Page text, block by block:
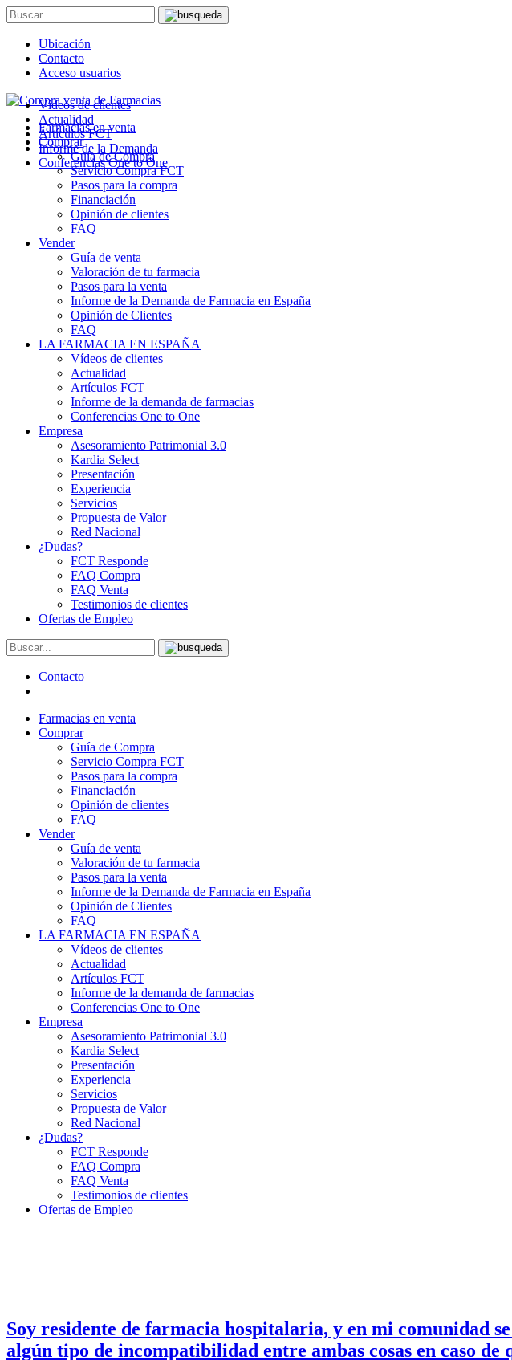
Ubicación
Contacto
Acceso usuarios
Farmacias en venta
Comprar
Guía de Compra
Servicio Compra FCT
Pasos para la compra
Financiación
Opinión de clientes
FAQ
Vender
Guía de venta
Valoración de tu farmacia
Pasos para la venta
Informe de la Demanda de Farmacia en España
Opinión de Clientes
FAQ
LA FARMACIA EN ESPAÑA
Vídeos de clientes
Actualidad
Artículos FCT
Informe de la demanda de farmacias
Conferencias One to One
Empresa
Asesoramiento Patrimonial 3.0
Kardia Select
Presentación
Experiencia
Servicios
Propuesta de Valor
Red Nacional
¿Dudas?
FCT Responde
FAQ Compra
FAQ Venta
Testimonios de clientes
Ofertas de Empleo
Contacto
Farmacias en venta
Comprar
Guía de Compra
Servicio Compra FCT
Pasos para la compra
Financiación
Opinión de clientes
FAQ
Vender
Guía de venta
Valoración de tu farmacia
Pasos para la venta
Informe de la Demanda de Farmacia en España
Opinión de Clientes
FAQ
LA FARMACIA EN ESPAÑA
Vídeos de clientes
Actualidad
Artículos FCT
Informe de la demanda de farmacias
Conferencias One to One
Empresa
Asesoramiento Patrimonial 3.0
Kardia Select
Presentación
Experiencia
Servicios
Propuesta de Valor
Red Nacional
¿Dudas?
FCT Responde
FAQ Compra
FAQ Venta
Testimonios de clientes
Ofertas de Empleo
Vídeos de clientes
Actualidad
Artículos FCT
Informe de la Demanda
Conferencias One to One
Soy residente de farmacia hospitalaria, y en mi comunidad
algún tipo de incompatibilidad entre ambas cosas en caso